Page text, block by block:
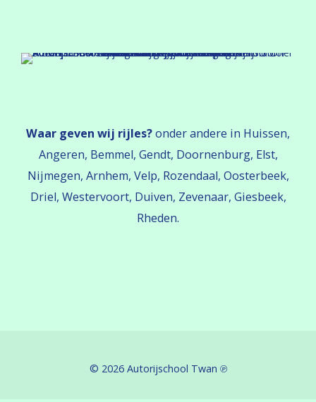
Waar geven wij rijles?onder andere in Huissen,
Angeren, Bemmel, Gendt, Doornenburg, Elst,
Nijmegen, Arnhem, Velp, Rozendaal, Oosterbeek,
Driel, Westervoort, Duiven, Zevenaar, Giesbeek,
Rheden.
© 2026 Autorijschool Twan ℗